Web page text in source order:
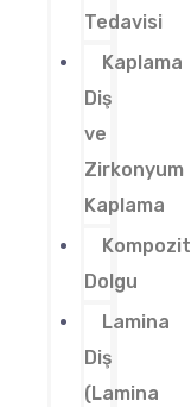
Tedavisi
Kaplama
Diş
ve
Zirkonyum
Kaplama
Kompozit
Dolgu
Lamina
Diş
(Lamina